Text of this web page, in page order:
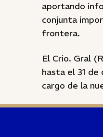
aportando
conjunta
frontera.
El Crio. Gral
hasta el 31
cargo de la